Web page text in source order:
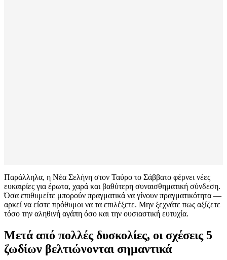
Παράλληλα, η Νέα Σελήνη στον Ταύρο το Σάββατο φέρνει νέες
ευκαιρίες για έρωτα, χαρά και βαθύτερη συναισθηματική σύνδεση.
Όσα επιθυμείτε μπορούν πραγματικά να γίνουν πραγματικότητα —
αρκεί να είστε πρόθυμοι να τα επιλέξετε. Μην ξεχνάτε πως αξίζετε
τόσο την αληθινή αγάπη όσο και την ουσιαστική ευτυχία.
Μετά από πολλές δυσκολίες, οι σχέσεις 5
ζωδίων βελτιώνονται σημαντικά